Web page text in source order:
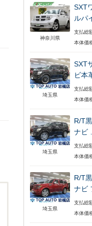
神奈川県
SXT
ルパ
支払総
本体価
埼玉県
SXT
ビ本
支払総
本体価
埼玉県
R/T
ナビ
支払総
本体価
埼玉県
R/T
ナビ
支払総
本体価